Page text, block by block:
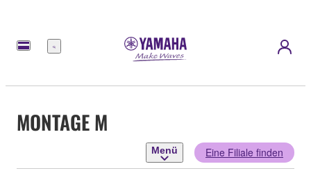
Menü
MONTAGE M
Menü Eine Filiale finden